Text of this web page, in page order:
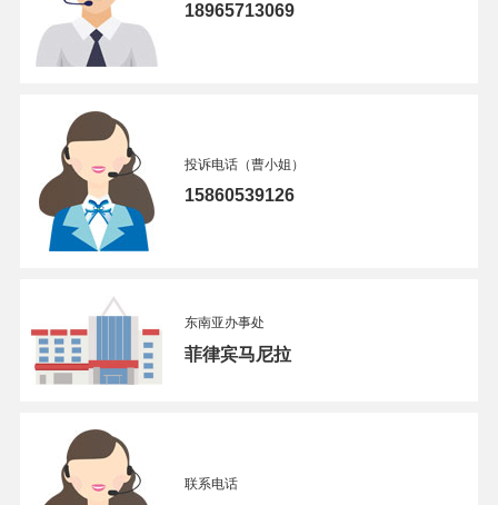
18965713069
投诉电话（曹小姐）
15860539126
东南亚办事处
菲律宾马尼拉
联系电话